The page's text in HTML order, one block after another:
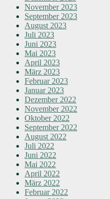
November 2023
September 2023
August 2023
Juli 2023
Juni 2023
Mai 2023
April 2023
März 2023
Februar 2023
Januar 2023
Dezember 2022
November 2022
Oktober 2022
September 2022
August 2022
Juli 2022
Juni 2022
Mai 2022
April 2022
März 2022
Februar 2022